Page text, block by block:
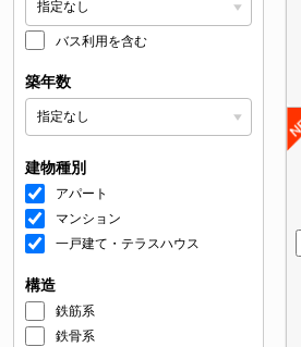
バス利用を含む
築年数
建物種別
アパート
マンション
一戸建て・テラスハウス
構造
鉄筋系
鉄骨系